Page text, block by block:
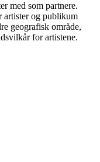
med som partnere.
artister og publikum
geografisk område,
for artistene.